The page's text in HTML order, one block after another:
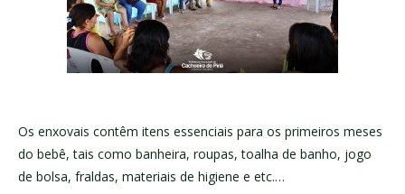
Os enxovais contêm itens essenciais para os primeiros meses
do bebê, tais como banheira, roupas, toalha de banho, jogo
de bolsa, fraldas, materiais de higiene e etc.…